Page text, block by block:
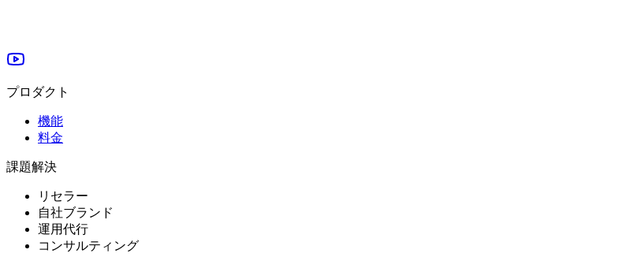
プロダクト
機能
料金
課題解決
リセラー
自社ブランド
運用代行
コンサルティング